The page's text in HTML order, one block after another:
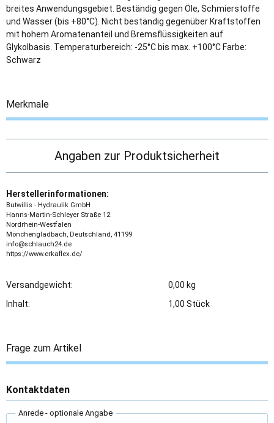
breites Anwendungsgebiet. Beständig gegen Öle, Schmierstoffe
und Wasser (bis +80°C). Nicht beständig gegenüber Kraftstoffen
mit hohem Aromatenanteil und Bremsflüssigkeiten auf
Glykolbasis. Temperaturbereich: -25°C bis max. +100°C Farbe:
Schwarz
Merkmale
Angaben zur Produktsicherheit
Herstellerinformationen:
Butwillis - Hydraulik GmbH
Hanns-Martin-Schleyer Straße 12
Nordrhein-Westfalen
Mönchengladbach, Deutschland, 41199
info@schlauch24.de
https://www.erkaflex.de/
Versandgewicht:
0,00 kg
Inhalt:
1,00 Stück
Frage zum Artikel
Kontaktdaten
Anrede - optionale Angabe